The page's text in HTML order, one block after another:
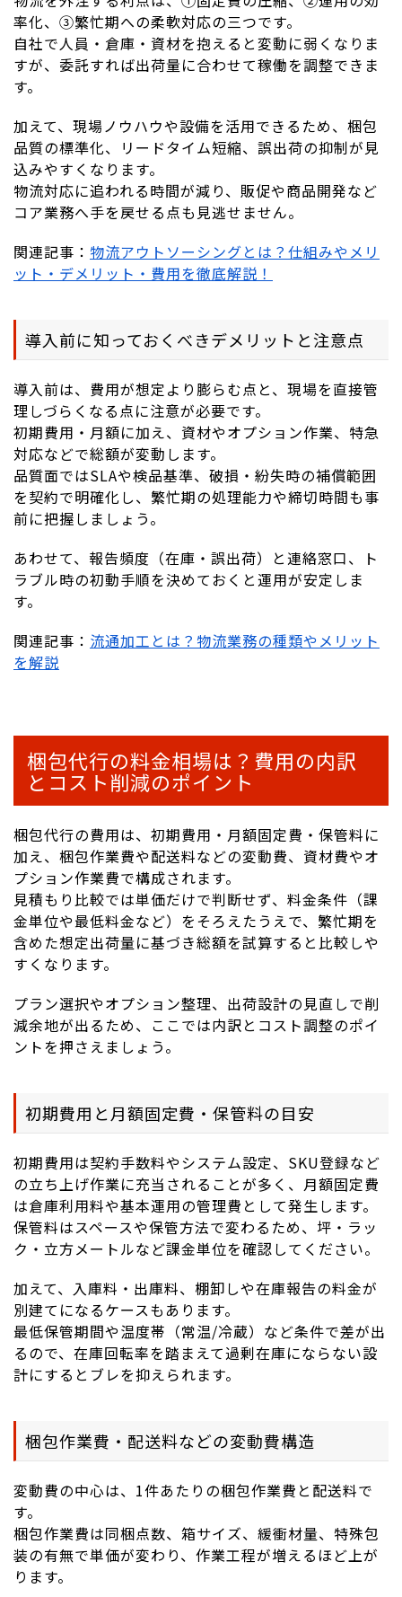
率化、③繁忙期への柔軟対応の三つです。
自社で人員・倉庫・資材を抱えると変動に弱くなりま
すが、委託すれば出荷量に合わせて稼働を調整できま
す。
加えて、現場ノウハウや設備を活用できるため、梱包
品質の標準化、リードタイム短縮、誤出荷の抑制が見
込みやすくなります。
物流対応に追われる時間が減り、販促や商品開発など
コア業務へ手を戻せる点も見逃せません。
関連記事： 物流アウトソーシングとは？仕組みやメリ
ット・デメリット・費用を徹底解説！
導入前に知っておくべきデメリットと注意点
導入前は、費用が想定より膨らむ点と、現場を直接管
理しづらくなる点に注意が必要です。
初期費用・月額に加え、資材やオプション作業、特急
対応などで総額が変動します。
品質面ではSLAや検品基準、破損・紛失時の補償範囲
を契約で明確化し、繁忙期の処理能力や締切時間も事
前に把握しましょう。
あわせて、報告頻度（在庫・誤出荷）と連絡窓口、ト
ラブル時の初動手順を決めておくと運用が安定しま
す。
関連記事： 流通加工とは？物流業務の種類やメリット
を解説
梱包代行の料金相場は？費用の内訳
とコスト削減のポイント
梱包代行の費用は、初期費用・月額固定費・保管料に
加え、梱包作業費や配送料などの変動費、資材費やオ
プション作業費で構成されます。
見積もり比較では単価だけで判断せず、料金条件（課
金単位や最低料金など）をそろえたうえで、繁忙期を
含めた想定出荷量に基づき総額を試算すると比較しや
すくなります。
プラン選択やオプション整理、出荷設計の見直しで削
減余地が出るため、ここでは内訳とコスト調整のポイ
ントを押さえましょう。
初期費用と月額固定費・保管料の目安
初期費用は契約手数料やシステム設定、SKU登録など
の立ち上げ作業に充当されることが多く、月額固定費
は倉庫利用料や基本運用の管理費として発生します。
保管料はスペースや保管方法で変わるため、坪・ラッ
ク・立方メートルなど課金単位を確認してください。
加えて、入庫料・出庫料、棚卸しや在庫報告の料金が
別建てになるケースもあります。
最低保管期間や温度帯（常温/冷蔵）など条件で差が出
るので、在庫回転率を踏まえて過剰在庫にならない設
計にするとブレを抑えられます。
梱包作業費・配送料などの変動費構造
変動費の中心は、1件あたりの梱包作業費と配送料で
す。
梱包作業費は同梱点数、箱サイズ、緩衝材量、特殊包
装の有無で単価が変わり、作業工程が増えるほど上が
ります。